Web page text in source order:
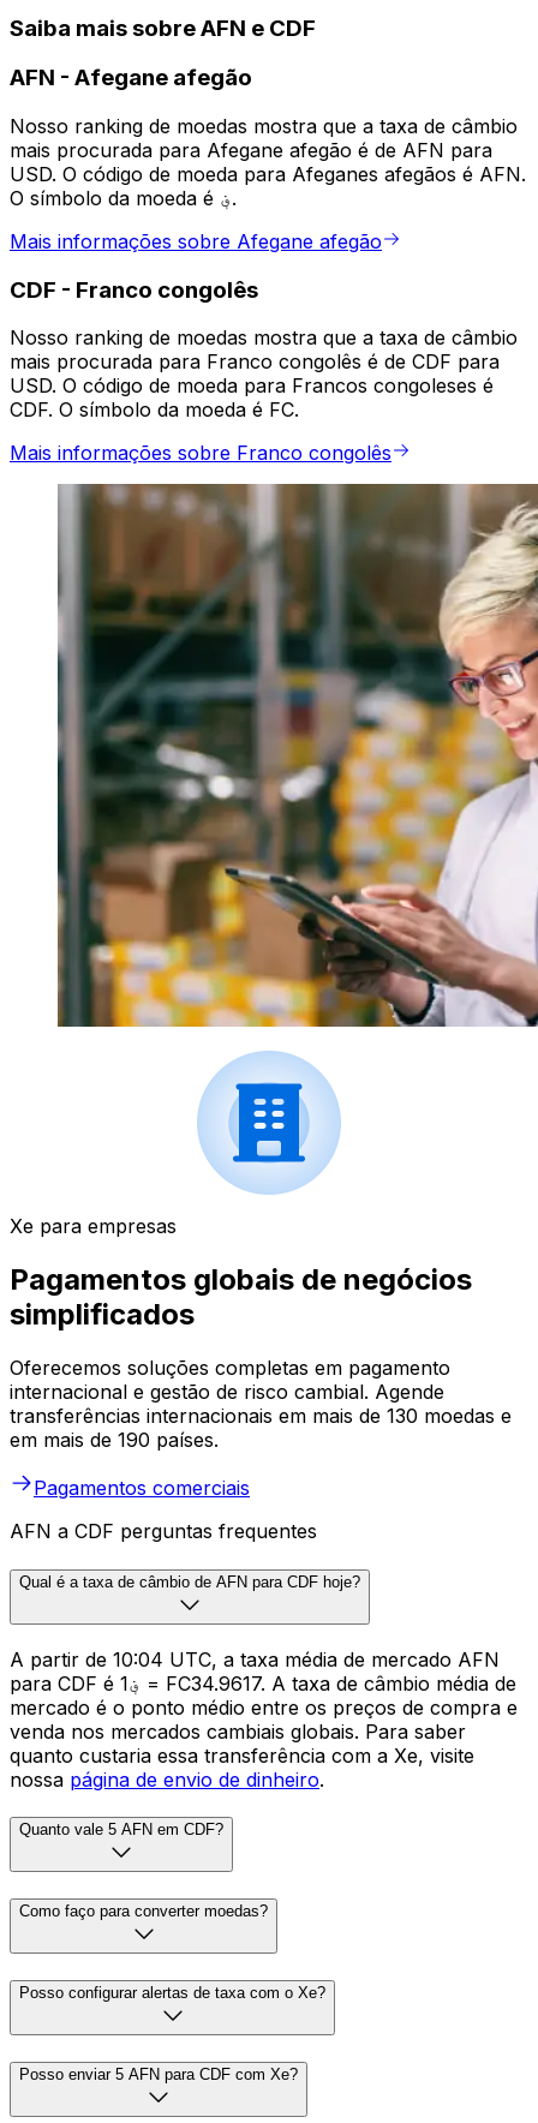
Saiba mais sobre AFN e CDF
AFN - Afegane afegão
Nosso ranking de moedas mostra que a taxa de câmbio
mais procurada para Afegane afegão é de AFN para
USD. O código de moeda para Afeganes afegãos é AFN.
O símbolo da moeda é ؋.
Mais informações sobre Afegane afegão
CDF - Franco congolês
Nosso ranking de moedas mostra que a taxa de câmbio
mais procurada para Franco congolês é de CDF para
USD. O código de moeda para Francos congoleses é
CDF. O símbolo da moeda é FC.
Mais informações sobre Franco congolês
Xe para empresas
Pagamentos globais de negócios
simplificados
Oferecemos soluções completas em pagamento
internacional e gestão de risco cambial. Agende
transferências internacionais em mais de 130 moedas e
em mais de 190 países.
Pagamentos comerciais
AFN a CDF perguntas frequentes
Qual é a taxa de câmbio de AFN para CDF hoje?
A partir de 10:04 UTC, a taxa média de mercado AFN
para CDF é ؋1 = FC34.9617. A taxa de câmbio média de
mercado é o ponto médio entre os preços de compra e
venda nos mercados cambiais globais. Para saber
quanto custaria essa transferência com a Xe, visite
nossa página de envio de dinheiro.
Quanto vale 5 AFN em CDF?
Como faço para converter moedas?
Posso configurar alertas de taxa com o Xe?
Posso enviar 5 AFN para CDF com Xe?